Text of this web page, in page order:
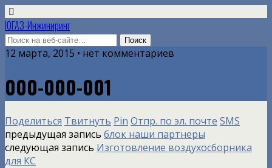
ЮГАЗ-Инжиниринг
12 марта, 2015 • нет комментариев
000-000-001
Поделиться Твитнуть Pin Отпр. по эл. почте SMS
предыдущая запись блок наши партнеры
следующая запись Изготовление воздухосборника
для КС